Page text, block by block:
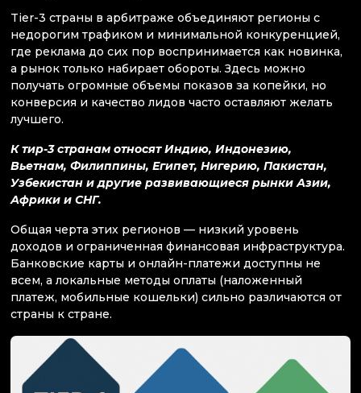
Tier-3 страны в арбитраже объединяют регионы с
недорогим трафиком и минимальной конкуренцией,
где реклама до сих пор воспринимается как новинка,
а рынок только набирает обороты. Здесь можно
получать огромные объемы показов за копейки, но
конверсия и качество лидов часто оставляют желать
лучшего.
К тир-3 странам относят Индию, Индонезию,
Вьетнам, Филиппины, Египет, Нигерию, Пакистан,
Узбекистан и другие развивающиеся рынки Азии,
Африки и СНГ.
Общая черта этих регионов — низкий уровень
доходов и ограниченная финансовая инфраструктура.
Банковские карты и онлайн-платежи доступны не
всем, а локальные методы оплаты (наложенный
платеж, мобильные кошельки) сильно различаются от
страны к стране.